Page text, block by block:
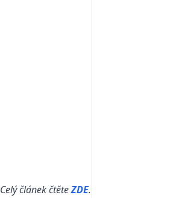
Celý článek čtěteZDE.